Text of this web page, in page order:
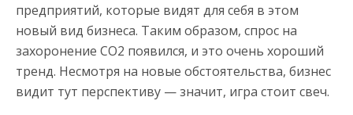
предприятий, которые видят для себя в этом
новый вид бизнеса. Таким образом, спрос на
захоронение СО2 появился, и это очень хороший
тренд. Несмотря на новые обстоятельства, бизнес
видит тут перспективу — значит, игра стоит свеч.